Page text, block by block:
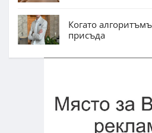
Когато
присъда